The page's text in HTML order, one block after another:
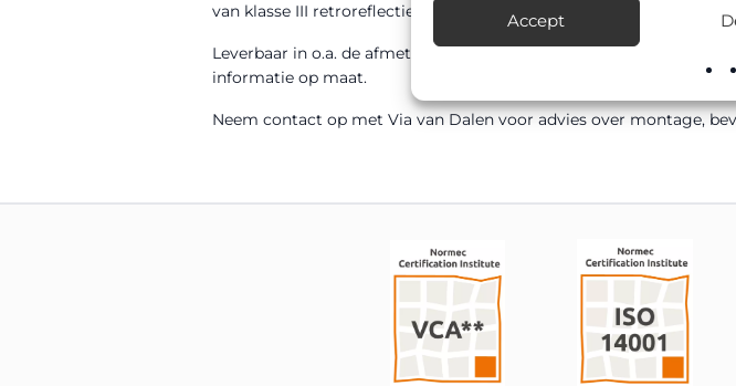
Accept
van klasse III retroreflectie in de kleur geel en vervaardigd uit Bio
Leverbaar in o.a. de afmeting 600x900mm. Tekstborden worden
informatie op maat.
Neem contact op met Via van Dalen voor advies over montage,